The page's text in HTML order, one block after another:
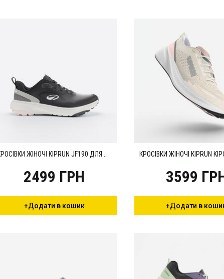
КРОСІВКИ ЖІНОЧІ KIPRUN JF190 ДЛЯ БІГУ ЧОРНІ/РОЖЕВІ
2499 ГРН
+Додати в кошик
3599
+Додати в